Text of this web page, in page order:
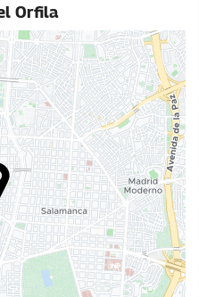
Orfila